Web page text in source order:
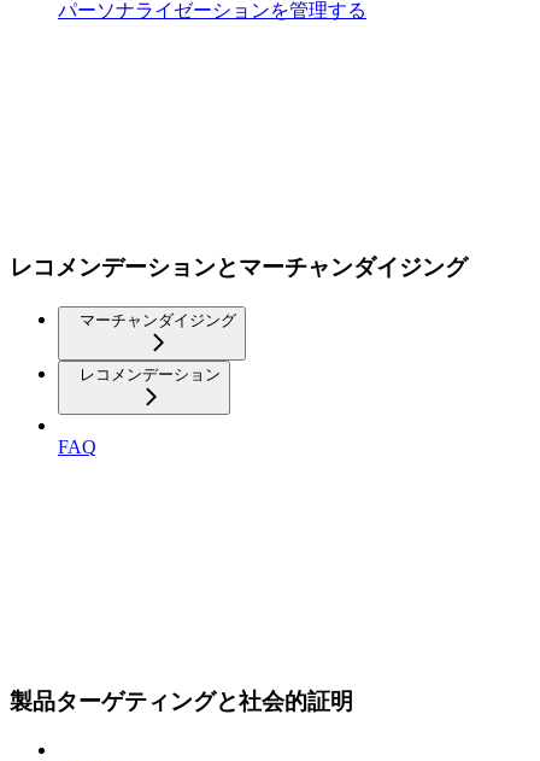
パーソナライゼーションを管理する
レコメンデーションとマーチャンダイジング
マーチャンダイジング
レコメンデーション
FAQ
製品ターゲティングと社会的証明